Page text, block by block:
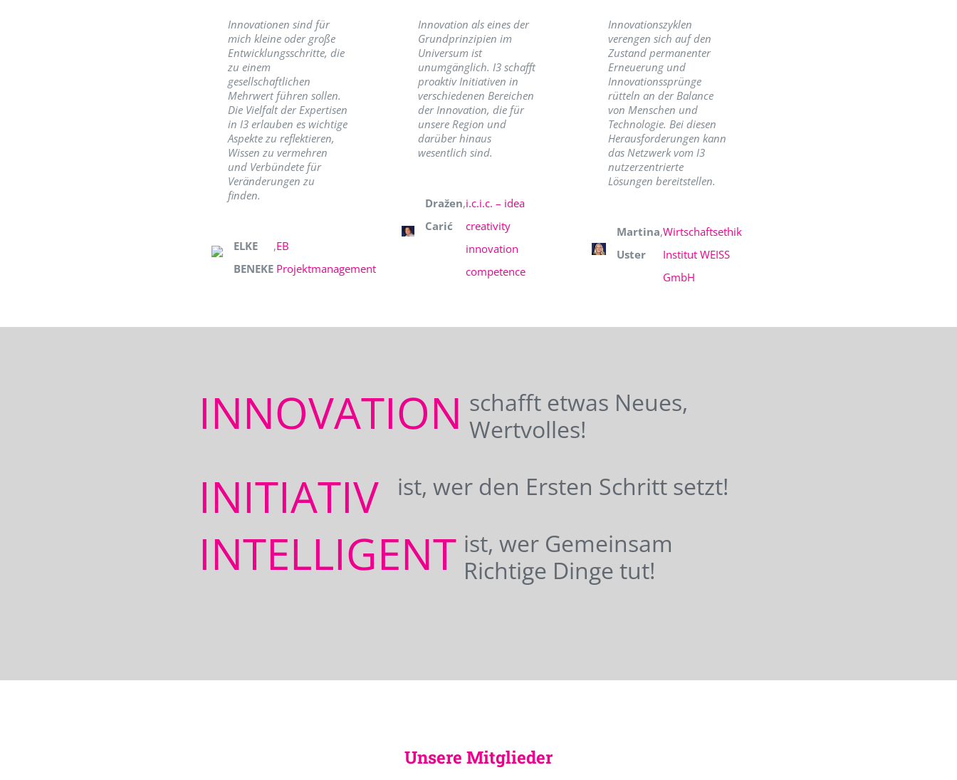
Innovationen sind für
mich kleine oder große
Entwicklungsschritte, die
zu einem
gesellschaftlichen
Mehrwert führen sollen.
Die Vielfalt der Expertisen
in I3 erlauben es wichtige
Aspekte zu reflektieren,
Wissen zu vermehren
und Verbündete für
Veränderungen zu
finden.
ELKE
BENEKE
,EB
Projektmanagement
Innovation als eines der
Grundprinzipien im
Universum ist
unumgänglich. I3 schafft
proaktiv Initiativen in
verschiedenen Bereichen
der Innovation, die für
unsere Region und
darüber hinaus
wesentlich sind.
Dražen
Carić
,i.c.i.c. – idea
creativity
innovation
competence
Innovationszyklen
verengen sich auf den
Zustand permanenter
Erneuerung und
Innovationssprünge
rütteln an der Balance
von Menschen und
Technologie. Bei diesen
Herausforderungen kann
das Netzwerk vom I3
nutzerzentrierte
Lösungen bereitstellen.
Martina
Uster
,Wirtschaftsethik
Institut WEISS
GmbH
INNOVATION schafft etwas Neues,
Wertvolles!
INITIATIV ist, wer den Ersten Schritt setzt!
INTELLIGENT ist, wer Gemeinsam
Richtige Dinge tut!
Unsere Mitglieder